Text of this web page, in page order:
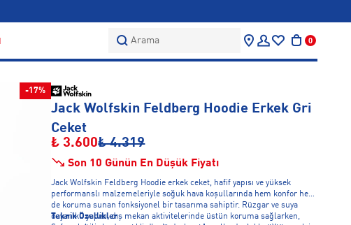
Arama 0
-17%
Jack Wolfskin Feldberg Hoodie Erkek Gri
Ceket
₺ 3.600₺ 4.319
Son 10 Günün En Düşük Fiyatı
Jack Wolfskin Feldberg Hoodie erkek ceket, hafif yapısı ve yüksek
performanslı malzemeleriyle soğuk hava koşullarında hem konfor hem
de koruma sunan fonksiyonel bir tasarıma sahiptir. Rüzgar ve suya
dayanıklı yapısı, dış mekan aktivitelerinde üstün koruma sağlarken,
Teknik Özellikler